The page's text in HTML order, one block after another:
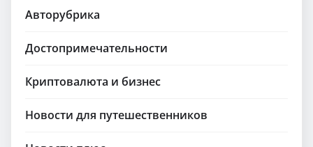
Авторубрика
Достопримечательности
Криптовалюта и бизнес
Новости для путешественников